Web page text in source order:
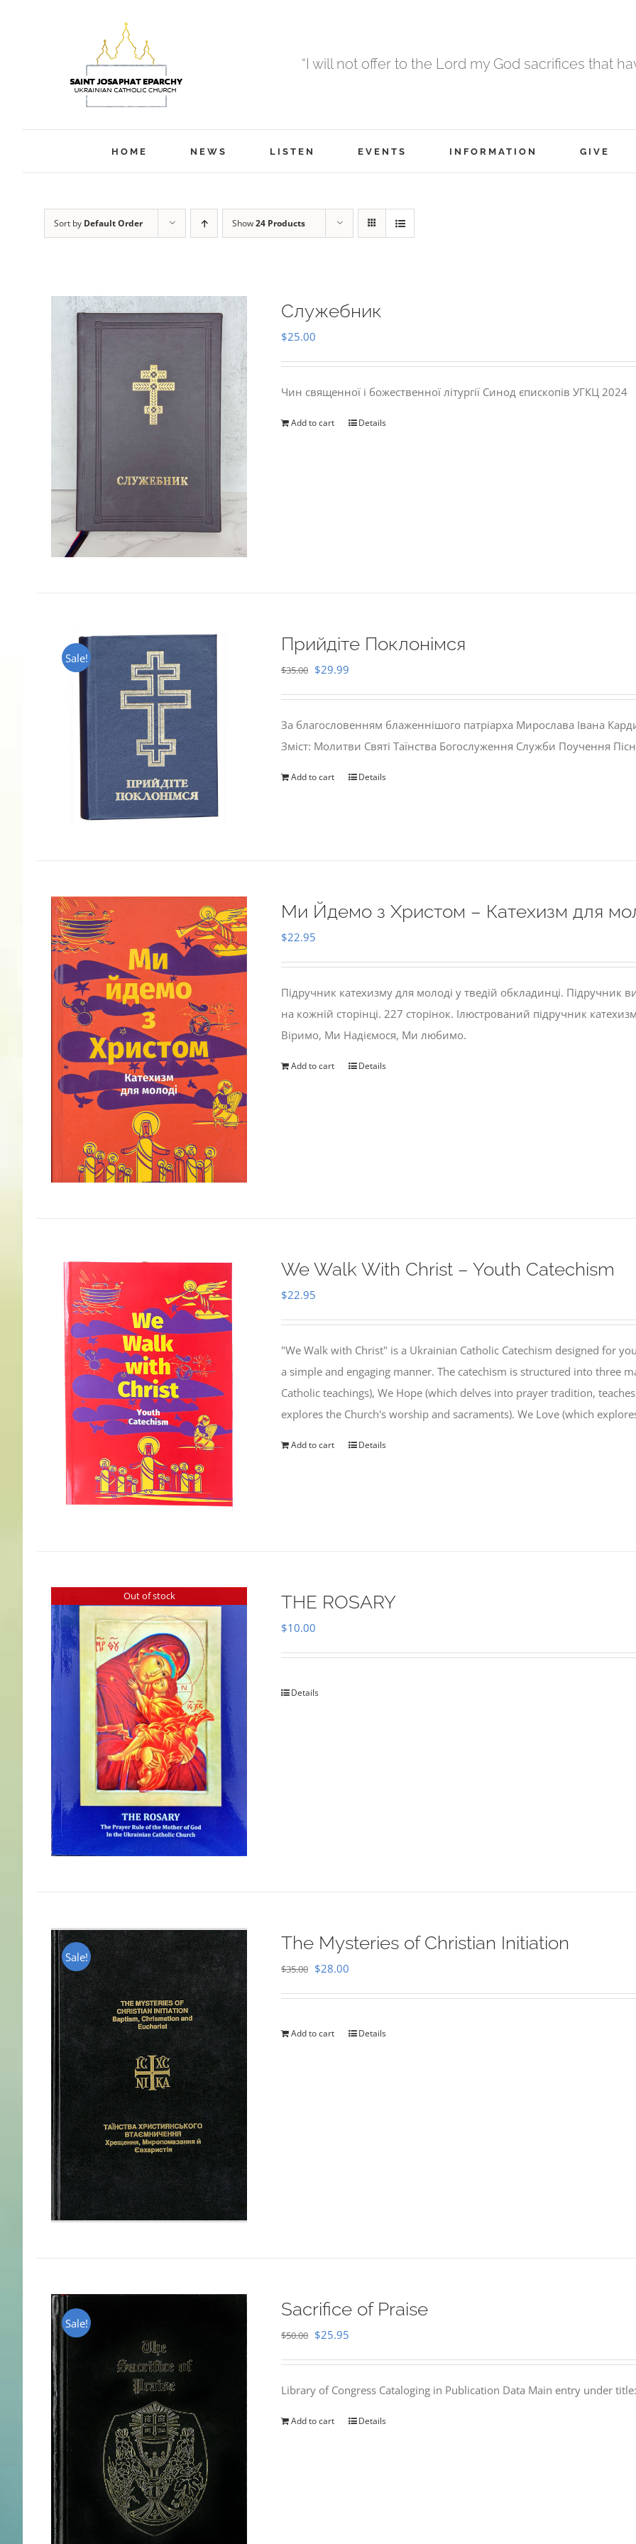
“I will not offer to the Lord my God sacrifices that
HOME NEWS LISTEN EVENTS INFORMATION GIVE
Sort by Default Order Show24 Products
Служебник
$25.00
Чин священної і божественної літургії Синод єпископів УГКЦ 2024
Add to cart Details
Sale!
Прийдіте Поклонімся
$35.00 Original
$35.00.
$29.99
$29.99.
За благословенням блаженнішого патріарха Мирослава Івана
Зміст: Молитви Святі Таїнства Богослуження Служби Поучення
Add to cart Details
Ми Йдемо з Христом – Катехизм для
$22.95
Підручник катехизму для молоді у тведій обкладинці.
на кожній сторінці. 227 сторінок. Ілюстрований підручник
Віримо, Ми Надіємося, Ми любимо.
Add to cart Details
We Walk With Christ – Youth Catechism
$22.95
"We Walk with Christ" is a Ukrainian Catholic Catechism designed for
a simple and engaging manner. The catechism is structured into three
Catholic teachings), We Hope (which delves into prayer tradition,
explores the Church's worship and sacraments). We Love (which
Add to cart Details
Out of stock THE ROSARY
$10.00
Details
Sale!
The Mysteries of Christian Initiation
$35.00 Original
$35.00.
$28.00
$28.00.
Add to cart Details
Sale!
Sacrifice of Praise
$50.00 Original
$50.00.
$25.95
$25.95.
Library of Congress Cataloging in Publication Data Main entry under
Add to cart Details